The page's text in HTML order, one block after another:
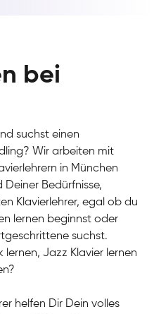
bei
suchst einen
Wir arbeiten mit
in München
Bedürfnisse,
Klavierlehrer, egal ob du
lernen beginnst oder
suchst.
lernen, Jazz Klavier lernen
helfen Dir Dein volles